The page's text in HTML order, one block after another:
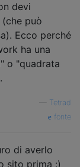
devi
può
Ecco perché
ha una
o "quadrata
Tetrad
fonte
di averlo
sito prima :)